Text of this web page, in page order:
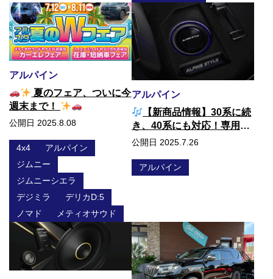
アルパイン
夏のフェア、ついに今
週末まで！
公開日 2025.8.08
4x4
アルパイン
ジムニー
ジムニーシエラ
デジミラ
デリカD:5
ノマド
メティオサウド
アルパイン
【新商品情報】30系に続
き、40系にも対応！専用設
計ラゲッジマウントサブウ
公開日 2025.7.26
アルパイン